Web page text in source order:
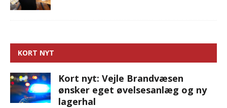
KORT NYT
Kort nyt: Vejle Brandvæsen
ønsker eget øvelsesanlæg og ny
lagerhal